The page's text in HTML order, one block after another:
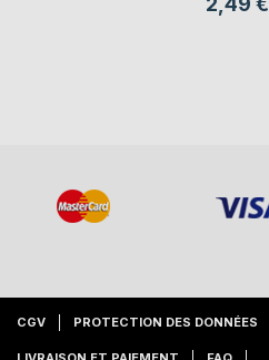
CGV PROTECTION DES DONNÉES